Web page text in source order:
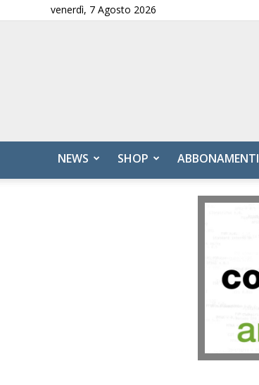
venerdì, 7 Agosto 2026
NEWS SHOP ABBONAMENTI